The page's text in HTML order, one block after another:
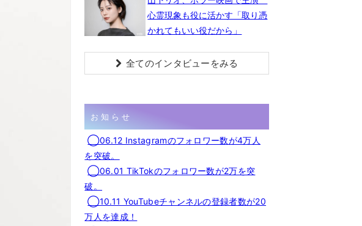
心霊現象も役に活かす「取り憑
かれてもいい役だから」
全てのインタビューをみる
お知らせ
◯06.12 Instagramのフォロワー数が4万人
を突破。
◯06.01 TikTokのフォロワー数が2万を突
破。
◯10.11 YouTubeチャンネルの登録者数が20
万人を達成！